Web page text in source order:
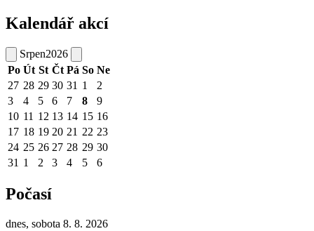
Kalendář akcí
Srpen2026
Po Út St Čt Pá So Ne
27 28 29 30 31 1
2
3
4 5 6 7 8
9
10 11 12 13 14 15 16
17 18 19 20 21 22 23
24 25 26 27 28 29 30
31 1 2 3 4 5 6
Počasí
dnes, sobota 8. 8. 2026